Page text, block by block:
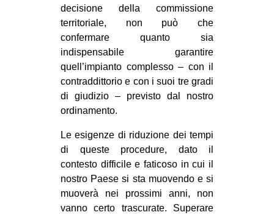
decisione della commissione
territoriale, non può che
confermare quanto sia
indispensabile garantire
quell’impianto complesso – con il
contraddittorio e con i suoi tre gradi
di giudizio – previsto dal nostro
ordinamento.
Le esigenze di riduzione dei tempi
di queste procedure, dato il
contesto difficile e faticoso in cui il
nostro Paese si sta muovendo e si
muoverà nei prossimi anni, non
vanno certo trascurate. Superare